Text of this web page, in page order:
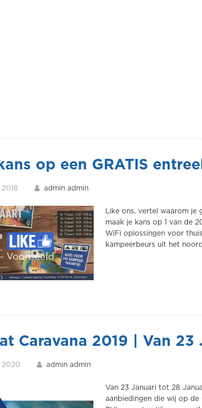
op een GRATIS
admin admin
Like ons, vertel waarom
maak je kans op 1 van de
WiFi oplossingen voor
kampeerbeurs uit het
Caravana 2019 | Van
2020 admin admin
Van 23 Januari tot 28
aanbiedingen die wij op de